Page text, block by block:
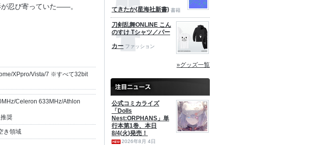
忍び寄っていた――。
XPpro/Vista/7 ※すべて32bit
Celeron 633MHz/Athlon
奨
き領域
てきたか(星海社新書) 書籍
刀剣乱舞ONLINE こん
のすけ Tシャツ／パー
カー ファッション
»グッズ一覧
公式コミカライズ
「Dolls
Nest:ORPHANS」単
行本第1巻、本日
8/4(火)発売！
2026年8月 4日